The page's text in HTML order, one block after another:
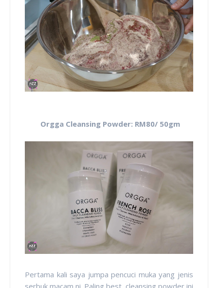
Orgga Cleansing Powder: RM80/ 50gm
Pertama kali saya jumpa pencuci muka yang jenis
serbuk macam ni. Paling best, cleansing powder ini